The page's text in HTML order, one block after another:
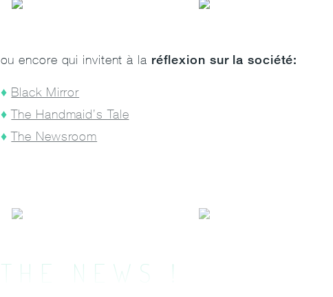
ou encore qui invitent à la réflexion sur la société:
Black Mirror
The Handmaid’s Tale
The Newsroom
THE NEWS !